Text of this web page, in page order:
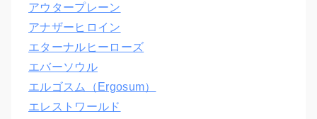
アウタープレーン
アナザーヒロイン
エターナルヒーローズ
エバーソウル
エルゴスム（Ergosum）
エレストワールド